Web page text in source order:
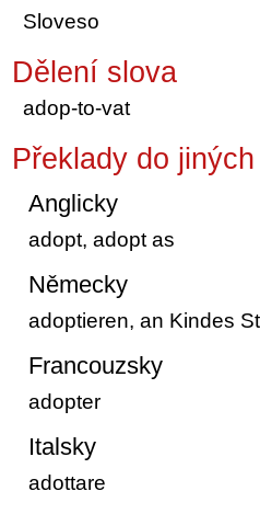
Sloveso
Dělení slova
adop-to-vat
Překlady do
Anglicky
adopt, adopt as
Německy
adoptieren, an Kindes
Francouzsky
adopter
Italsky
adottare